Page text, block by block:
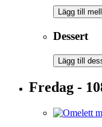
Lägg till
Dessert
Lägg till
Fredag -